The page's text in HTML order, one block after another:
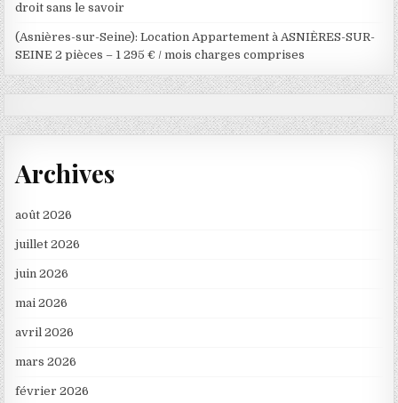
droit sans le savoir
(Asnières-sur-Seine): Location Appartement à ASNIÈRES-SUR-
SEINE 2 pièces – 1 295 € / mois charges comprises
Archives
août 2026
juillet 2026
juin 2026
mai 2026
avril 2026
mars 2026
février 2026